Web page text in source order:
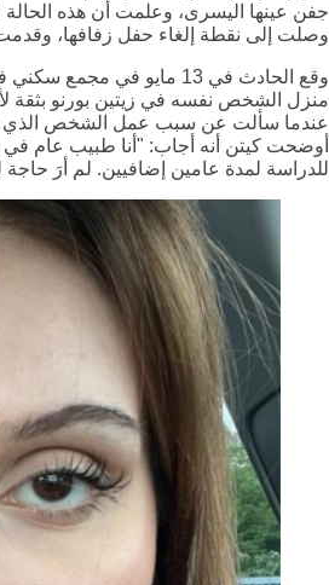
وصلت إلى نقطة إلغاء حفل زفافها،
وقع الحادث في 13 مايو
منزل الشخص نفسه في زيتين بورنو بثقة
عندما سألت عن سبب عمل الشخص الذي
أوضحت كيتن أنه أجاب: "أنا طبيب عام في
للدراسة لمدة عامين إضافيين. لم أرَ